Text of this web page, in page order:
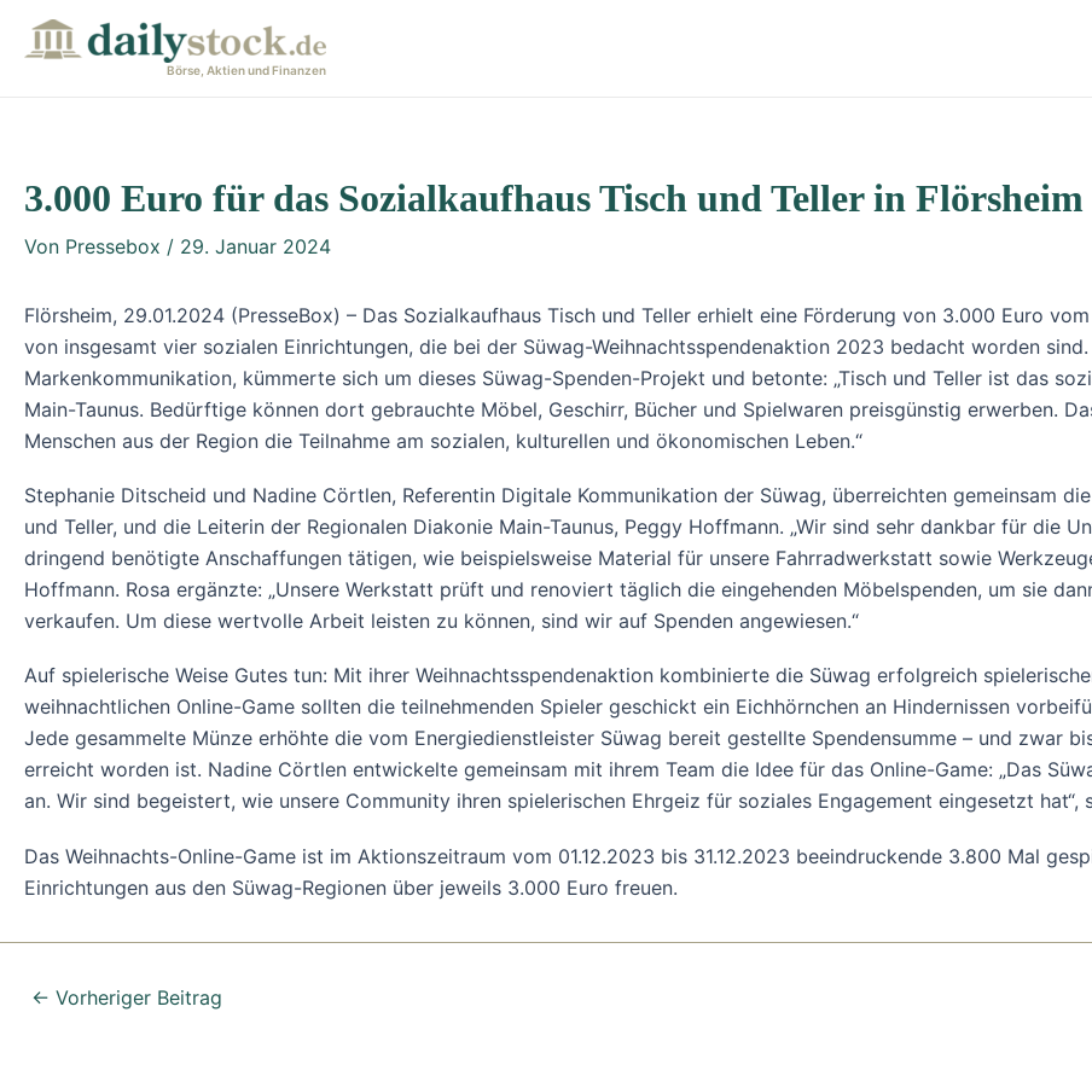
Inhalt
Börse, Aktien und Finanzen
3.000 Euro für das Sozialkaufhaus Tisch und Teller in Flörsheim
Von Pressebox / 29. Januar 2024
Flörsheim, 29.01.2024 (PresseBox) – Das Sozialkaufhaus Tisch und Teller erhielt eine Förderung von 3.000 Euro
von insgesamt vier sozialen Einrichtungen, die bei der Süwag-Weihnachtsspendenaktion 2023 bedacht worden
Markenkommunikation, kümmerte sich um dieses Süwag-Spenden-Projekt und betonte: „Tisch und Teller ist das
Main-Taunus. Bedürftige können dort gebrauchte Möbel, Geschirr, Bücher und Spielwaren preisgünstig erwerben.
Menschen aus der Region die Teilnahme am sozialen, kulturellen und ökonomischen Leben.“
Stephanie Ditscheid und Nadine Cörtlen, Referentin Digitale Kommunikation der Süwag, überreichten gemeinsam
und Teller, und die Leiterin der Regionalen Diakonie Main-Taunus, Peggy Hoffmann. „Wir sind sehr dankbar für die
dringend benötigte Anschaffungen tätigen, wie beispielsweise Material für unsere Fahrradwerkstatt sowie
Hoffmann. Rosa ergänzte: „Unsere Werkstatt prüft und renoviert täglich die eingehenden Möbelspenden, um sie
verkaufen. Um diese wertvolle Arbeit leisten zu können, sind wir auf Spenden angewiesen.“
Auf spielerische Weise Gutes tun: Mit ihrer Weihnachtsspendenaktion kombinierte die Süwag erfolgreich
weihnachtlichen Online-Game sollten die teilnehmenden Spieler geschickt ein Eichhörnchen an Hindernissen
Jede gesammelte Münze erhöhte die vom Energiedienstleister Süwag bereit gestellte Spendensumme – und zwar
erreicht worden ist. Nadine Cörtlen entwickelte gemeinsam mit ihrem Team die Idee für das Online-Game: „Das
an. Wir sind begeistert, wie unsere Community ihren spielerischen Ehrgeiz für soziales Engagement eingesetzt hat“,
Das Weihnachts-Online-Game ist im Aktionszeitraum vom 01.12.2023 bis 31.12.2023 beeindruckende 3.800 Mal
Einrichtungen aus den Süwag-Regionen über jeweils 3.000 Euro freuen.
navigation
← Vorheriger Beitrag